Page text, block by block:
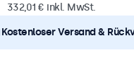
332,01 € inkl. MwSt.
Kostenloser Versand &